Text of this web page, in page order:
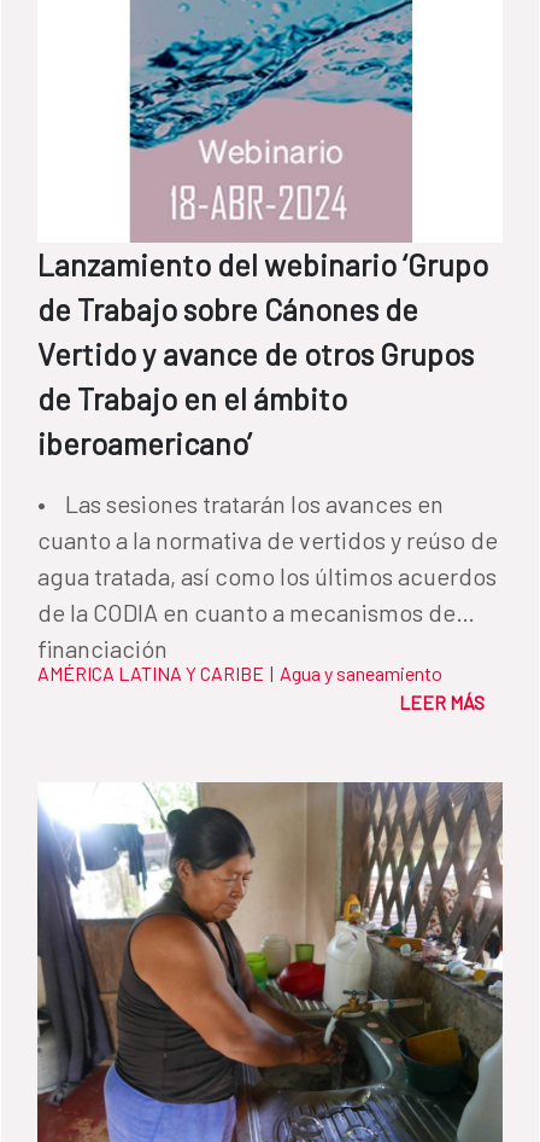
Lanzamiento del webinario ‘Grupo
de Trabajo sobre Cánones de
Vertido y avance de otros Grupos
de Trabajo en el ámbito
iberoamericano’
• Las sesiones tratarán los avances en
cuanto a la normativa de vertidos y reúso de
agua tratada, así como los últimos acuerdos
de la CODIA en cuanto a mecanismos de
financiación
AMÉRICA LATINA Y CARIBE | Agua y saneamiento
LEER MÁS